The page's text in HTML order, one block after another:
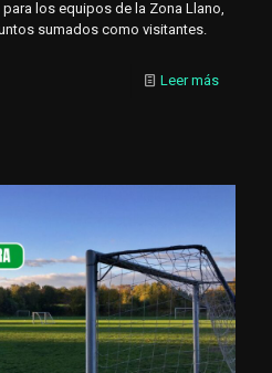
los equipos de la Zona Llano,
sumados como visitantes.
Leer más